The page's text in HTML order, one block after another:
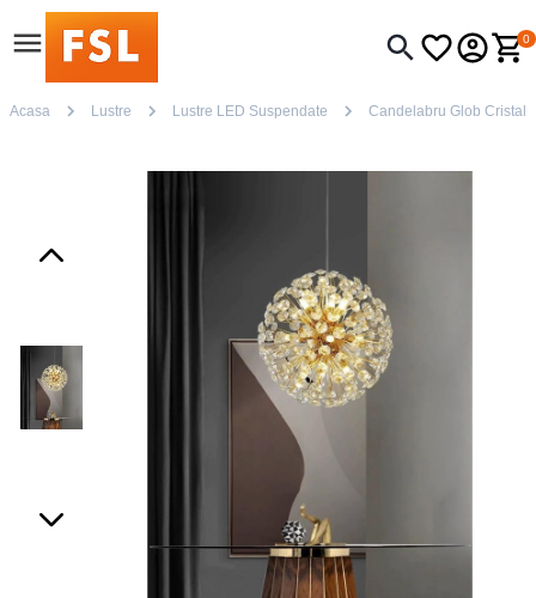
0
Acasa Lustre Lustre LED Suspendate Candelabru Glob Cristal